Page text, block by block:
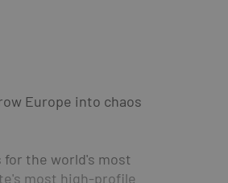
Europe into chaos
for the world's most
most high-profile